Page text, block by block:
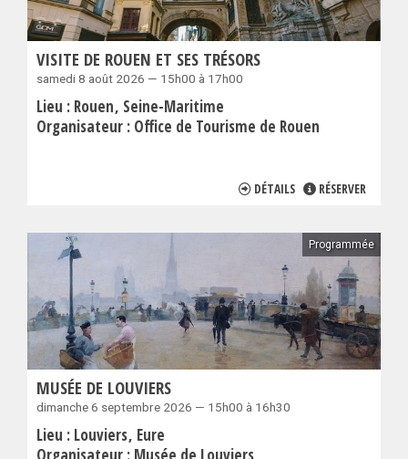
VISITE DE ROUEN ET SES TRÉSORS
samedi 8 août 2026 — 15h00 à 17h00
Lieu : Rouen Seine-Maritime
Organisateur : Office de Tourisme de Rouen
DÉTAILS RÉSERVER
Programmée
MUSÉE DE LOUVIERS
dimanche 6 septembre 2026 — 15h00 à 16h30
Lieu : Louviers Eure